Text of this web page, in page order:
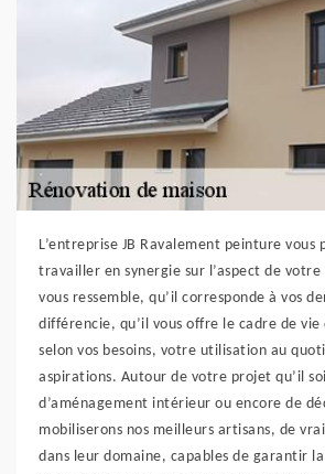
L’entreprise JB Ravalement peinture vous
travailler en synergie sur l’aspect de votre
vous ressemble, qu’il corresponde à vos
différencie, qu’il vous offre le cadre de vie
selon vos besoins, votre utilisation au
aspirations. Autour de votre projet qu’il
d’aménagement intérieur ou encore de
mobiliserons nos meilleurs artisans, de
dans leur domaine, capables de garantir